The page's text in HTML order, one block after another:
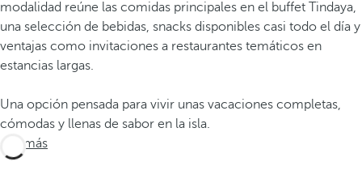
modalidad reúne las comidas principales en el buffet Tindaya,
una selección de bebidas, snacks disponibles casi todo el día y
ventajas como invitaciones a restaurantes temáticos en
estancias largas.
Una opción pensada para vivir unas vacaciones completas,
cómodas y llenas de sabor en la isla.
Ver más